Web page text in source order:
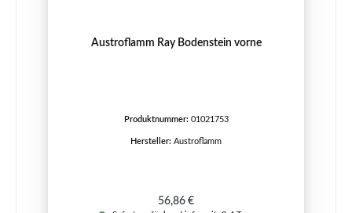
Austroflamm Ray Bodenstein vorne
Produktnummer: 01021753
Hersteller: Austroflamm
Regulärer Preis:
56,86 €